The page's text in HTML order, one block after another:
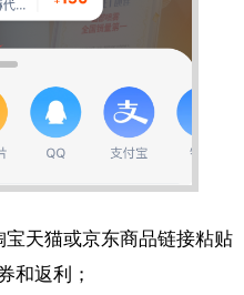
宝天猫或京东商品链接粘贴
和返利；